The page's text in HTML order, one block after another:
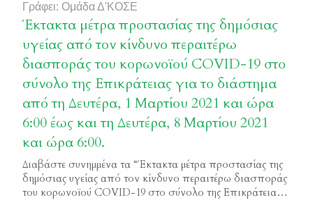
Γράφει: Ομάδα Δ'ΚΟΣΕ
Έκτακτα μέτρα προστασίας της δημόσιας
υγείας από τον κίνδυνο περαιτέρω
διασποράς του κορωνοϊού COVID-19 στο
σύνολο της Επικράτειας για το διάστημα
από τη Δευτέρα, 1 Μαρτίου 2021 και ώρα
6:00 έως και τη Δευτέρα, 8 Μαρτίου 2021
και ώρα 6:00.
Διαβάστε συνημμένα τα “Έκτακτα μέτρα προστασίας της
δημόσιας υγείας από τον κίνδυνο περαιτέρω διασποράς
του κορωνοϊού COVID-19 στο σύνολο της Επικράτειας